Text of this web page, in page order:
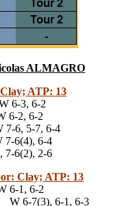
ALMAGRO
ATP: 13
6-3, 6-2
2, 6-2
6, 5-7, 6-4
6(4), 6-4
6(2), 2-6
Clay; ATP: 13
1, 6-2
6-7(3), 6-1, 6-3